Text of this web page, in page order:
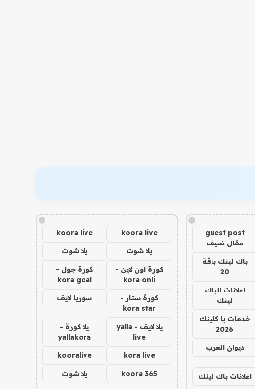
!
guest post
مقال ضيف
باك لينك باقة
20
اعلانات الباك
لينك
خدمات با كلينك
2026
ديوان العرب
اعلانات باك لينك
!
koora live
koora live
يلا شوت يلا شوت
كورة اون لاين -
kora onli
كورة جول -
kora goal
كورة ستار -
kora star
سوريا لايف
يلا لايف - yalla
live
يلا كورة -
yallakora
kora live
kooralive
koora 365 يلا شوت